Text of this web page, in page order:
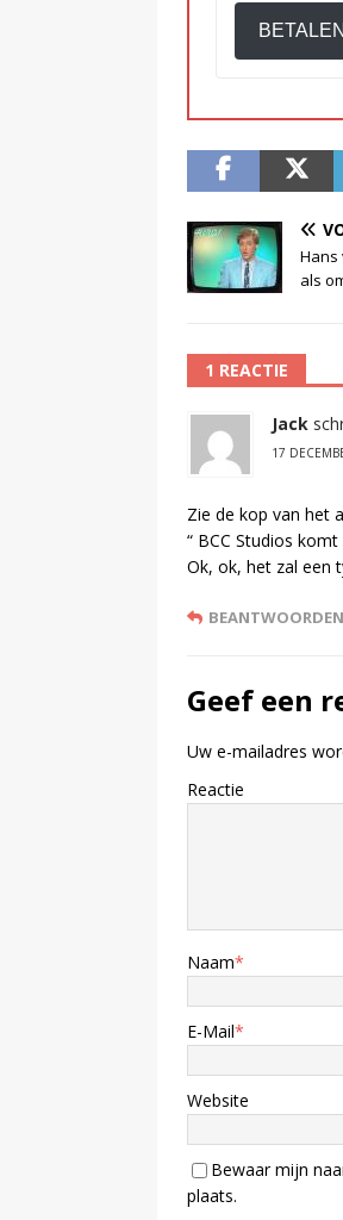
BETALEN
Hans
als
1 REACTIE
Jack
17
Zie de kop van het
“ BCC Studios
Ok, ok, het zal een
BEANTWOORDEN
Geef een
Uw e-mailadres
Reactie
Naam*
E-Mail*
Website
Bewaar mijn
plaats.